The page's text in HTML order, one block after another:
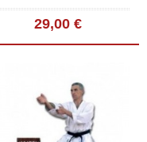
29,00 €